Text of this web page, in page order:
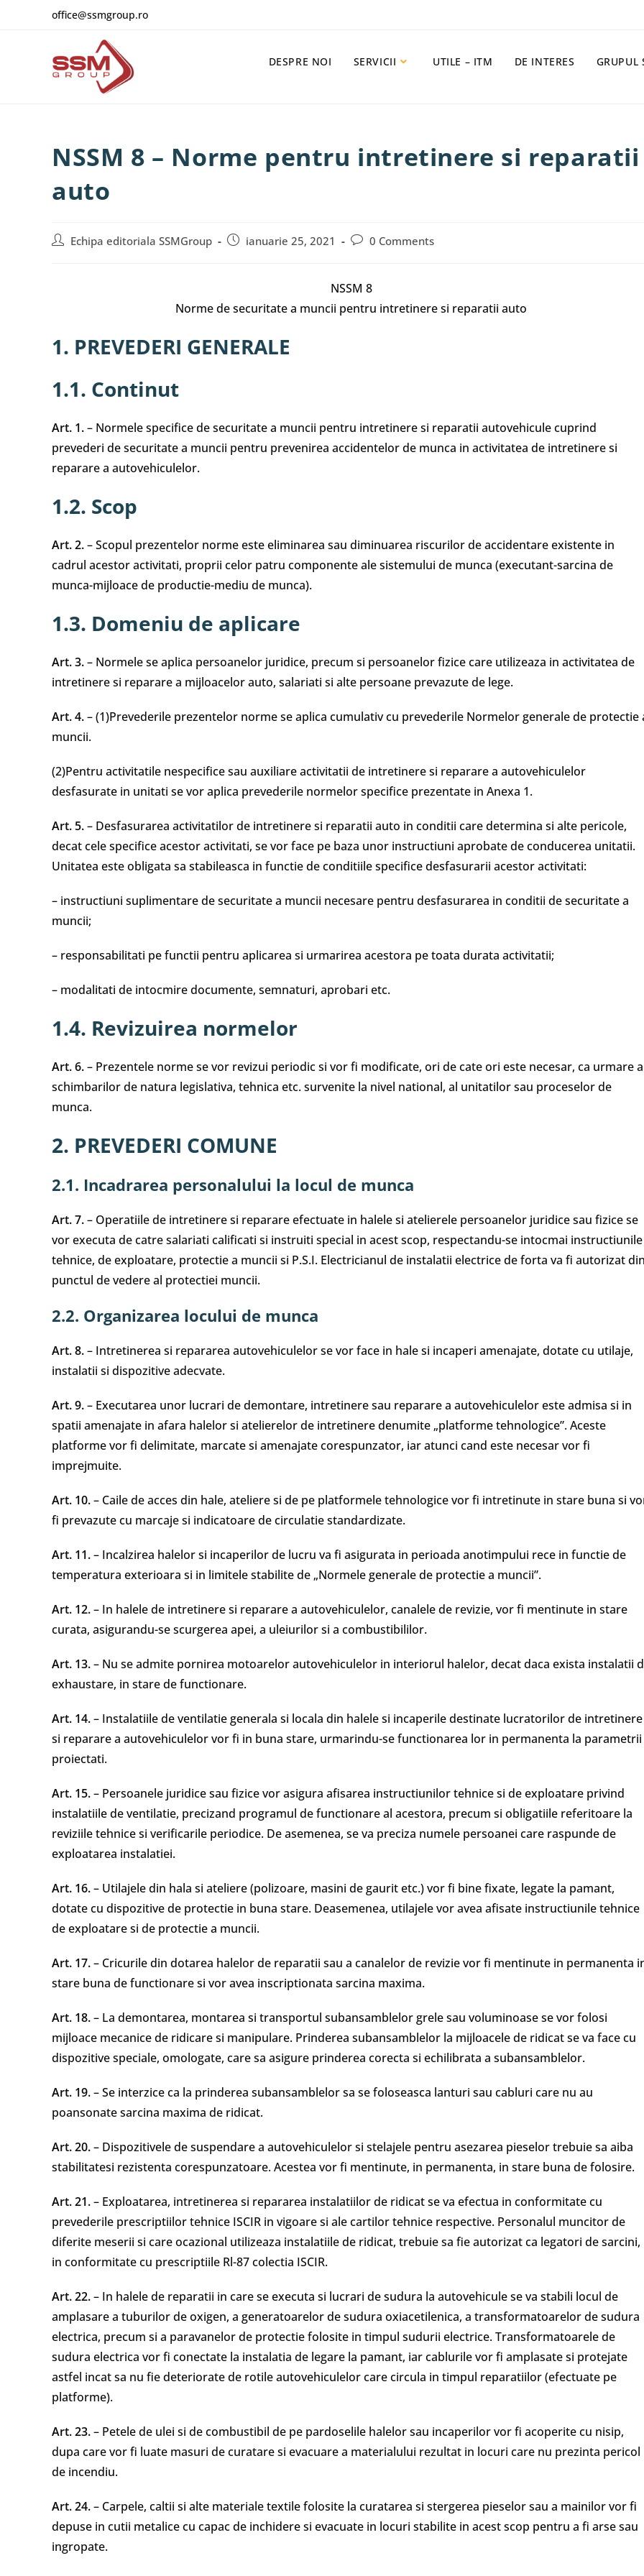
office@ssmgroup.ro
DESPRE NOI SERVICII UTILE – ITM DE INTERES GRUPUL
NSSM 8 – Norme pentru intretinere si reparatii
auto
Echipa editoriala SSMGroup ianuarie 25, 2021 0 Comments
NSSM 8
Norme de securitate a muncii pentru intretinere si reparatii auto
1. PREVEDERI GENERALE
1.1. Continut
Art. 1.– Normele specifice de securitate a muncii pentru intretinere si reparatii autovehicule cuprind
prevederi de securitate a muncii pentru prevenirea accidentelor de munca in activitatea de intretinere si
reparare a autovehiculelor.
1.2. Scop
Art. 2.– Scopul prezentelor norme este eliminarea sau diminuarea riscurilor de accidentare existente in
cadrul acestor activitati, proprii celor patru componente ale sistemului de munca (executant-sarcina de
munca-mijloace de productie-mediu de munca).
1.3. Domeniu de aplicare
Art. 3.– Normele se aplica persoanelor juridice, precum si persoanelor fizice care utilizeaza in activitatea de
intretinere si reparare a mijloacelor auto, salariati si alte persoane prevazute de lege.
Art. 4.– (1)Prevederile prezentelor norme se aplica cumulativ cu prevederile Normelor generale de protectie
muncii.
(2)Pentru activitatile nespecifice sau auxiliare activitatii de intretinere si reparare a autovehiculelor
desfasurate in unitati se vor aplica prevederile normelor specifice prezentate in Anexa 1.
Art. 5.– Desfasurarea activitatilor de intretinere si reparatii auto in conditii care determina si alte pericole,
decat cele specifice acestor activitati, se vor face pe baza unor instructiuni aprobate de conducerea unitatii.
Unitatea este obligata sa stabileasca in functie de conditiile specifice desfasurarii acestor activitati:
– instructiuni suplimentare de securitate a muncii necesare pentru desfasurarea in conditii de securitate a
muncii;
– responsabilitati pe functii pentru aplicarea si urmarirea acestora pe toata durata activitatii;
– modalitati de intocmire documente, semnaturi, aprobari etc.
1.4. Revizuirea normelor
Art. 6.– Prezentele norme se vor revizui periodic si vor fi modificate, ori de cate ori este necesar, ca urmare a
schimbarilor de natura legislativa, tehnica etc. survenite la nivel national, al unitatilor sau proceselor de
munca.
2. PREVEDERI COMUNE
2.1. Incadrarea personalului la locul de munca
Art. 7.– Operatiile de intretinere si reparare efectuate in halele si atelierele persoanelor juridice sau fizice se
vor executa de catre salariati calificati si instruiti special in acest scop, respectandu-se intocmai instructiunile
tehnice, de exploatare, protectie a muncii si P.S.I. Electricianul de instalatii electrice de forta va fi autorizat
punctul de vedere al protectiei muncii.
2.2. Organizarea locului de munca
Art. 8.– Intretinerea si repararea autovehiculelor se vor face in hale si incaperi amenajate, dotate cu utilaje,
instalatii si dispozitive adecvate.
Art. 9.– Executarea unor lucrari de demontare, intretinere sau reparare a autovehiculelor este admisa si in
spatii amenajate in afara halelor si atelierelor de intretinere denumite „platforme tehnologice”. Aceste
platforme vor fi delimitate, marcate si amenajate corespunzator, iar atunci cand este necesar vor fi
imprejmuite.
Art. 10.– Caile de acces din hale, ateliere si de pe platformele tehnologice vor fi intretinute in stare buna si
fi prevazute cu marcaje si indicatoare de circulatie standardizate.
Art. 11.– Incalzirea halelor si incaperilor de lucru va fi asigurata in perioada anotimpului rece in functie de
temperatura exterioara si in limitele stabilite de „Normele generale de protectie a muncii”.
Art. 12.– In halele de intretinere si reparare a autovehiculelor, canalele de revizie, vor fi mentinute in stare
curata, asigurandu-se scurgerea apei, a uleiurilor si a combustibililor.
Art. 13.– Nu se admite pornirea motoarelor autovehiculelor in interiorul halelor, decat daca exista instalatii
exhaustare, in stare de functionare.
Art. 14.– Instalatiile de ventilatie generala si locala din halele si incaperile destinate lucratorilor de intretinere
si reparare a autovehiculelor vor fi in buna stare, urmarindu-se functionarea lor in permanenta la parametrii
proiectati.
Art. 15.– Persoanele juridice sau fizice vor asigura afisarea instructiunilor tehnice si de exploatare privind
instalatiile de ventilatie, precizand programul de functionare al acestora, precum si obligatiile referitoare la
reviziile tehnice si verificarile periodice. De asemenea, se va preciza numele persoanei care raspunde de
exploatarea instalatiei.
Art. 16.– Utilajele din hala si ateliere (polizoare, masini de gaurit etc.) vor fi bine fixate, legate la pamant,
dotate cu dispozitive de protectie in buna stare. Deasemenea, utilajele vor avea afisate instructiunile tehnice
de exploatare si de protectie a muncii.
Art. 17.– Cricurile din dotarea halelor de reparatii sau a canalelor de revizie vor fi mentinute in permanenta
stare buna de functionare si vor avea inscriptionata sarcina maxima.
Art. 18.– La demontarea, montarea si transportul subansamblelor grele sau voluminoase se vor folosi
mijloace mecanice de ridicare si manipulare. Prinderea subansamblelor la mijloacele de ridicat se va face cu
dispozitive speciale, omologate, care sa asigure prinderea corecta si echilibrata a subansamblelor.
Art. 19.– Se interzice ca la prinderea subansamblelor sa se foloseasca lanturi sau cabluri care nu au
poansonate sarcina maxima de ridicat.
Art. 20.– Dispozitivele de suspendare a autovehiculelor si stelajele pentru asezarea pieselor trebuie sa aiba
stabilitatesi rezistenta corespunzatoare. Acestea vor fi mentinute, in permanenta, in stare buna de folosire.
Art. 21.– Exploatarea, intretinerea si repararea instalatiilor de ridicat se va efectua in conformitate cu
prevederile prescriptiilor tehnice ISCIR in vigoare si ale cartilor tehnice respective. Personalul muncitor de
diferite meserii si care ocazional utilizeaza instalatiile de ridicat, trebuie sa fie autorizat ca legatori de sarcini,
in conformitate cu prescriptiile Rl-87 colectia ISCIR.
Art. 22.– In halele de reparatii in care se executa si lucrari de sudura la autovehicule se va stabili locul de
amplasare a tuburilor de oxigen, a generatoarelor de sudura oxiacetilenica, a transformatoarelor de sudura
electrica, precum si a paravanelor de protectie folosite in timpul sudurii electrice. Transformatoarele de
sudura electrica vor fi conectate la instalatia de legare la pamant, iar cablurile vor fi amplasate si protejate
astfel incat sa nu fie deteriorate de rotile autovehiculelor care circula in timpul reparatiilor (efectuate pe
platforme).
Art. 23.– Petele de ulei si de combustibil de pe pardoselile halelor sau incaperilor vor fi acoperite cu nisip,
dupa care vor fi luate masuri de curatare si evacuare a materialului rezultat in locuri care nu prezinta pericol
de incendiu.
Art. 24.– Carpele, caltii si alte materiale textile folosite la curatarea si stergerea pieselor sau a mainilor vor fi
depuse in cutii metalice cu capac de inchidere si evacuate in locuri stabilite in acest scop pentru a fi arse sau
ingropate.